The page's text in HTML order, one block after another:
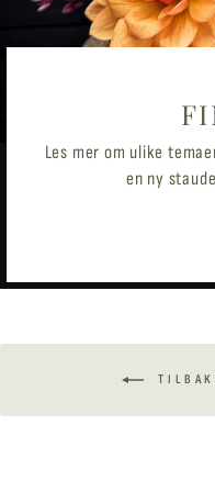
Les mer om ulike
en ny